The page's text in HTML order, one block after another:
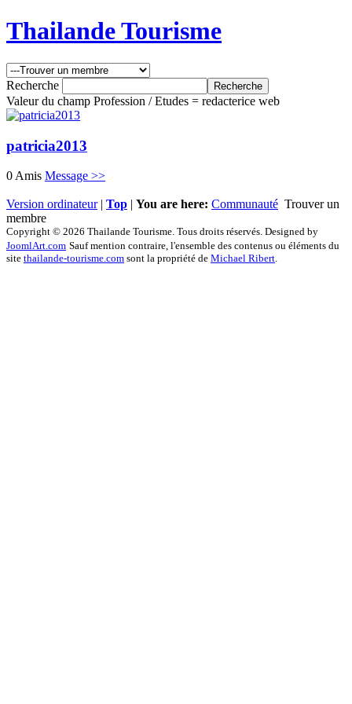
Thailande Tourisme
Recherche
Valeur du champ Profession / Etudes = redacterice web
patricia2013
0 Amis Message >>
Version ordinateur| Top | You are here: Communauté Trouver un
membre
Copyright © 2026 Thailande Tourisme. Tous droits réservés. Designed by
JoomlArt.com Sauf mention contraire, l'ensemble des contenus ou éléments du
site thailande-tourisme.com sont la propriété de Michael Ribert.